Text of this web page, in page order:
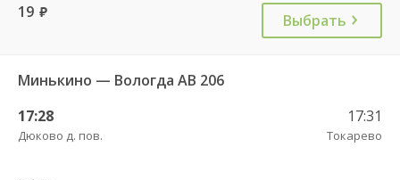
19 руб. Выбрать
Минькино — Вологда АВ 206
17:28
Дюково д. пов.
17:31
Токарево